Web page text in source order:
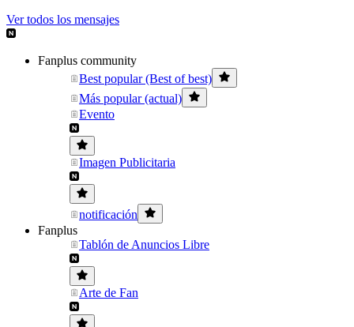
Ver todos los mensajes
Fanplus community
Best popular (Best of best)
Más popular (actual)
Evento
Imagen Publicitaria
notificación
Fanplus
Tablón de Anuncios Libre
Arte de Fan